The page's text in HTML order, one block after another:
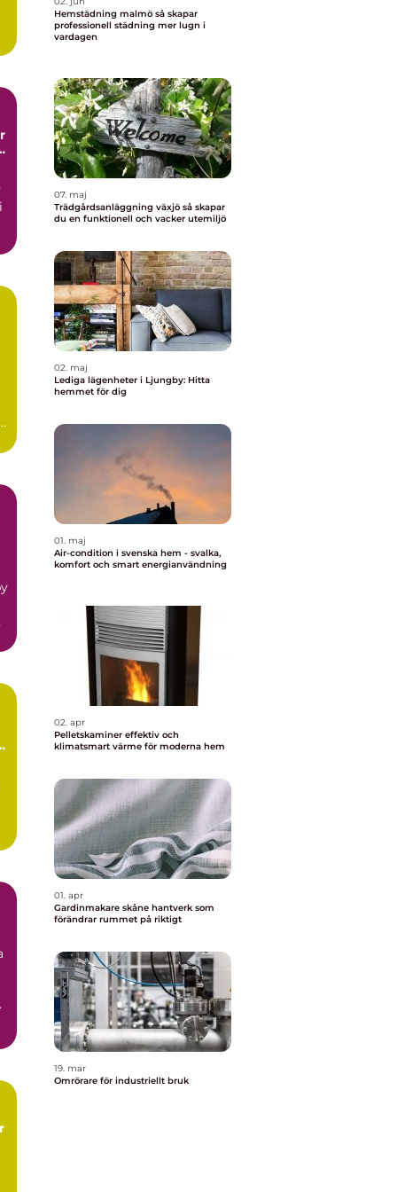
Hemstädning malmö så skapar
professionell städning mer lugn i
vardagen
07. maj
Trädgårdsanläggning växjö så skapar
du en funktionell och vacker utemiljö
02. maj
Lediga lägenheter i Ljungby: Hitta
hemmet för dig
01. maj
Air-condition i svenska hem - svalka,
komfort och smart energianvändning
02. apr
Pelletskaminer effektiv och
klimatsmart värme för moderna hem
01. apr
Gardinmakare skåne hantverk som
förändrar rummet på riktigt
19. mar
Omrörare för industriellt bruk